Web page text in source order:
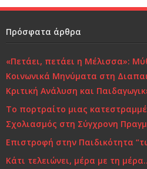
b
o
o
k
r dI
Πρόσφατα άρθρα
«Πετάει, πετάει η Μέλισσα»:
Κοινωνικά Μηνύματα στη
Κριτική Ανάλυση και
Το πορτραίτο μιας
Σχολιασμός στη Σύγχρονη
Επιστροφή στην Παιδικότητα
Κάτι τελειώνει, μέρα με τη